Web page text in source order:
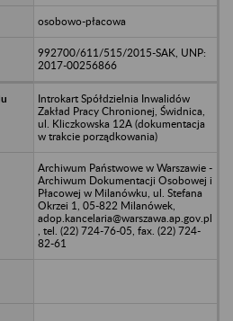
osobowo-płacowa
992700/611/515/2015-SAK, UNP:
2017-00256866
Introkart Spółdzielnia Inwalidów
Zakład Pracy Chronionej, Świdnica,
ul. Kliczkowska 12A (dokumentacja
w trakcie porządkowania)
Archiwum Państwowe w Warszawie -
Archiwum Dokumentacji Osobowej i
Płacowej w Milanówku, ul. Stefana
Okrzei 1, 05-822 Milanówek,
adop.kancelaria@warszawa.ap.gov.pl
, tel. (22) 724-76-05, fax. (22) 724-
82-61